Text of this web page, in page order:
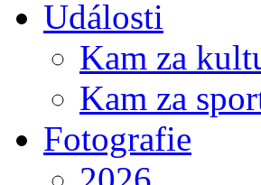
Události
Kam za
Kam za
Fotografie